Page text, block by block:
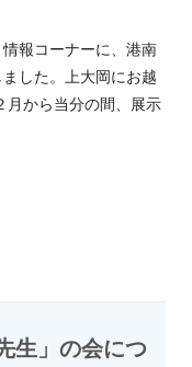
報コーナーに、港南
した。上大岡にお越
月から当分の間、展示
生」の会につ